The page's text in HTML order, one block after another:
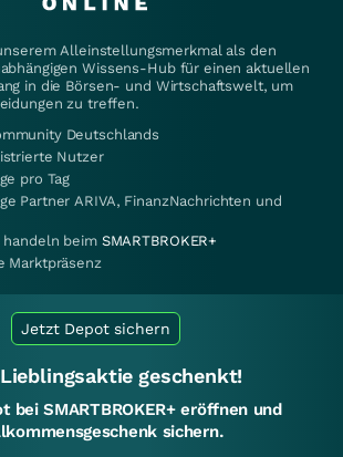
Alleinstellungsmerkmal als den
Wissens-Hub für einen aktuellen
in die Börsen- und Wirtschaftswelt, um
zu treffen.
Deutschlands
Nutzer
pro Tag
Partner ARIVA, FinanzNachrichten und
handeln beim SMARTBROKER+
Marktpräsenz
Jetzt Depot sichern
geschenkt!
bei SMARTBROKER+ eröffnen und
sichern.